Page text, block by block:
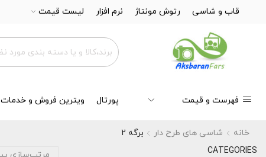
قاب و شاسی رتوش مونتاژ نرم افزار لیست قیمت
فهرست و قیمت پورتال ویترین فروش و خدمات
خانه شاسی های طرح دار برگه 2
CATEGORIES